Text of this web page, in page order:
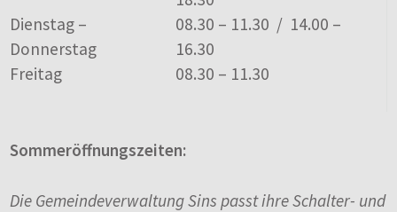
Dienstag –
Donnerstag
08.30 – 11.30 / 14.00 –
16.30
Freitag
08.30 – 11.30
Sommeröffnungszeiten:
Die Gemeindeverwaltung Sins passt ihre Schalter- und